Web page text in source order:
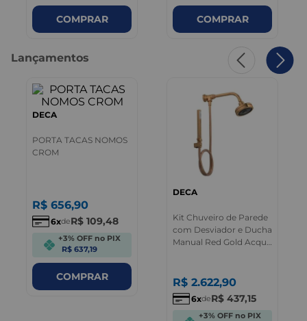
COMPRAR COMPRAR
Lançamentos
DECA
PORTA TACAS NOMOS
CROM
R$ 656,90
6 deR$ 109,48
+3% OFF no PIX
R$ 637,19
COMPRAR
DECA
Kit Chuveiro de Parede
com Desviador e Ducha
Manual Red Gold Acqua
R$ 2.622,90
6 deR$ 437,15
+3% OFF no PIX